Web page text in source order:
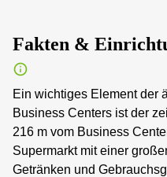
Fakten &
Ein wichtiges Element der
Business Centers ist der
216 m vom Business
Supermarkt mit einer
Getränken und